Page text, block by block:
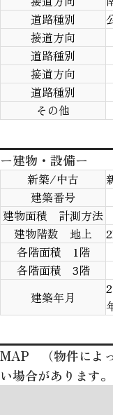
道路種別
接道方向
道路種別
接道方向
道路種別
その他
ー建物・設備ー
新築/中古
建築番号
建物面積 計測方法
建物階数 地上
各階面積 1階
各階面積 3階
建築年月
MAP （物件によ
い場合があります。